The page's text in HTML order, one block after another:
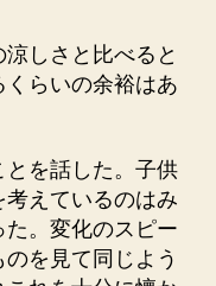
しさと比べると
らいの余裕はあ
を話した。子供
えているのはみ
。変化のスピー
を見て同じよう